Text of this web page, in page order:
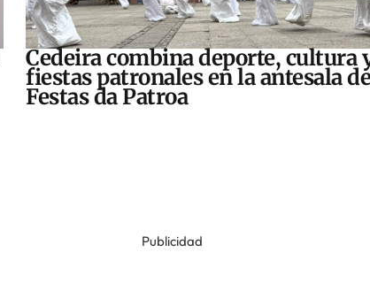
Cedeira combina deporte, cultura
fiestas patronales en la antesala
Festas da Patroa
Publicidad